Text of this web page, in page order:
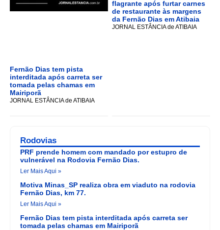
Fernão Dias tem pista
interditada após carreta ser
tomada pelas chamas em
Mairiporã
JORNAL ESTÂNCIA de ATIBAIA
flagrante após furtar carnes
de restaurante às margens
da Fernão Dias em Atibaia
JORNAL ESTÂNCIA de ATIBAIA
Rodovias
PRF prende homem com mandado por estupro de
vulnerável na Rodovia Fernão Dias.
Ler Mais Aqui »
Motiva Minas_SP realiza obra em viaduto na rodovia
Fernão Dias, km 77.
Ler Mais Aqui »
Fernão Dias tem pista interditada após carreta ser
tomada pelas chamas em Mairiporã